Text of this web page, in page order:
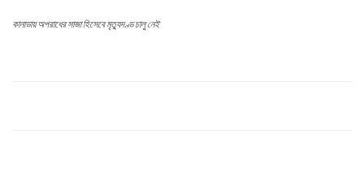
কানাডায় অপরাধের সাজা হিসেবে মৃত্যুদণ্ড চালু নেই